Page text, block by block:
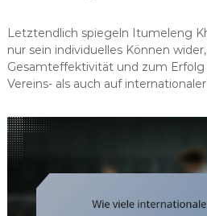
Letztendlich spiegeln Itumeleng
nur sein individuelles Können
Gesamteffektivität und zum Erfolg
Vereins- als auch auf